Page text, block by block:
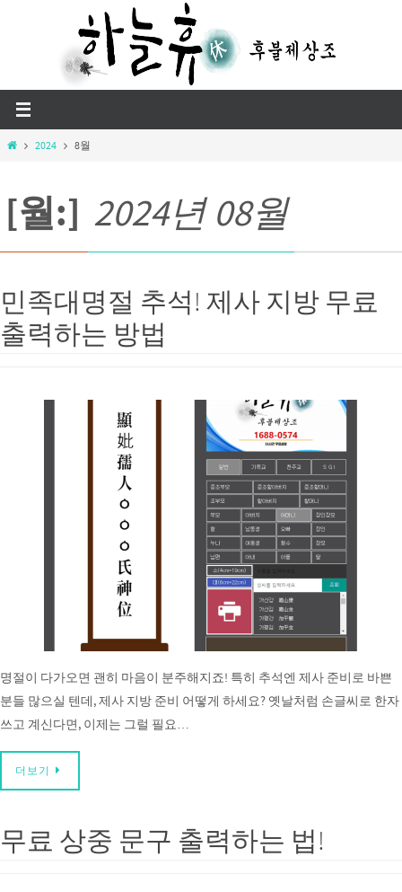
Home2024 8월
[월:] 2024년 08월
민족대명절 추석! 제사 지방 무료
출력하는 방법
명절이 다가오면 괜히 마음이 분주해지죠! 특히 추석엔 제사 준비로 바쁜
분들 많으실 텐데, 제사 지방 준비 어떻게 하세요? 옛날처럼 손글씨로 한자
쓰고 계신다면, 이제는 그럴 필요…
더보기
무료 상중 문구 출력하는 법!